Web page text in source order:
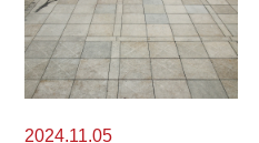
2024.11.05